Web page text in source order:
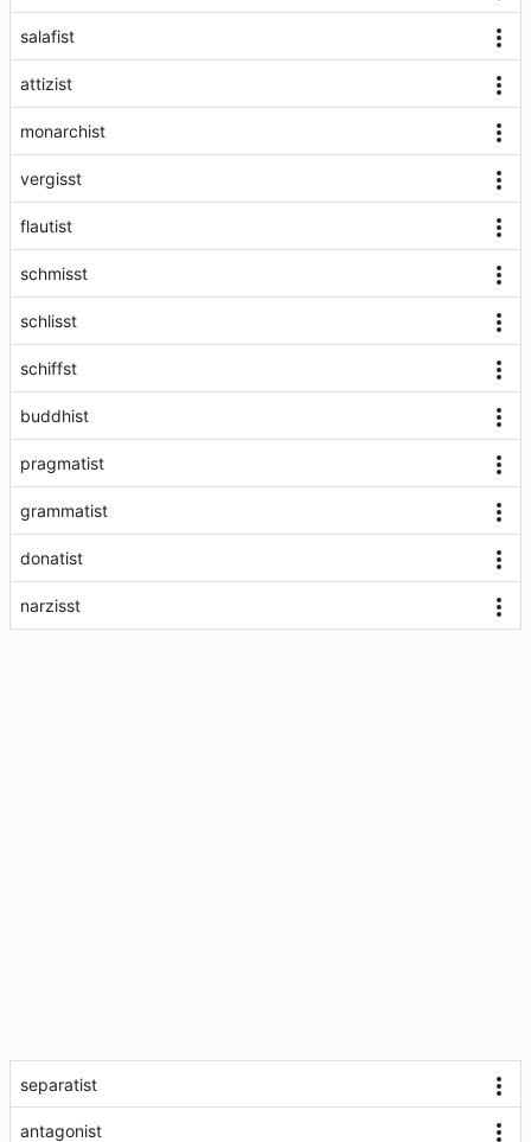
salafist
attizist
monarchist
vergisst
flautist
schmisst
schlisst
schiffst
buddhist
pragmatist
grammatist
donatist
narzisst
separatist
antagonist